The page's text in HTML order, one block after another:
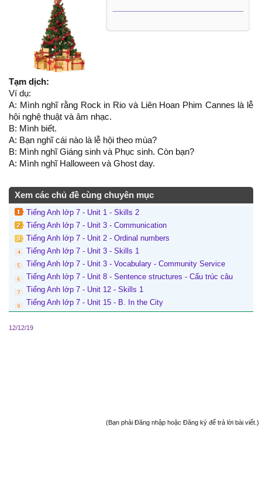
Tạm dịch:
Ví dụ:
A: Mình nghĩ rằng Rock in Rio và Liên Hoan Phim Cannes là lễ
hội nghệ thuật và âm nhạc.
B: Mình biết.
A: Bạn nghĩ cái nào là lễ hội theo mùa?
B: Mình nghĩ Giáng sinh và Phục sinh. Còn bạn?
A: Mình nghĩ Halloween và Ghost day.
Xem các chủ đề cùng chuyên mục
Tiếng Anh lớp 7 - Unit 1 - Skills 2
Tiếng Anh lớp 7 - Unit 3 - Communication
Tiếng Anh lớp 7 - Unit 2 - Ordinal numbers
Tiếng Anh lớp 7 - Unit 3 - Skills 1
Tiếng Anh lớp 7 - Unit 3 - Vocabulary - Community Service
Tiếng Anh lớp 7 - Unit 8 - Sentence structures - Cấu trúc câu
Tiếng Anh lớp 7 - Unit 12 - Skills 1
Tiếng Anh lớp 7 - Unit 15 - B. In the City
12/12/19
(Bạn phải Đăng nhập hoặc Đăng ký để trả lời bài viết.)